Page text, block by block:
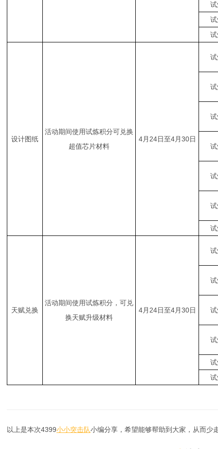
设计图纸
活动期间使用试炼积分可兑换
超值芯片材料
4月24日至4月30日
天赋兑换
活动期间使用试炼积分，可兑
换天赋升级材料
4月24日至4月30日
以上是本次4399小小突击队小编分享，希望能够帮助到大家，从而少